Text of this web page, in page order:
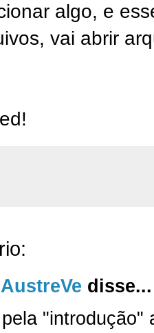
algo, e
vai abrir
disse...
"introdução"